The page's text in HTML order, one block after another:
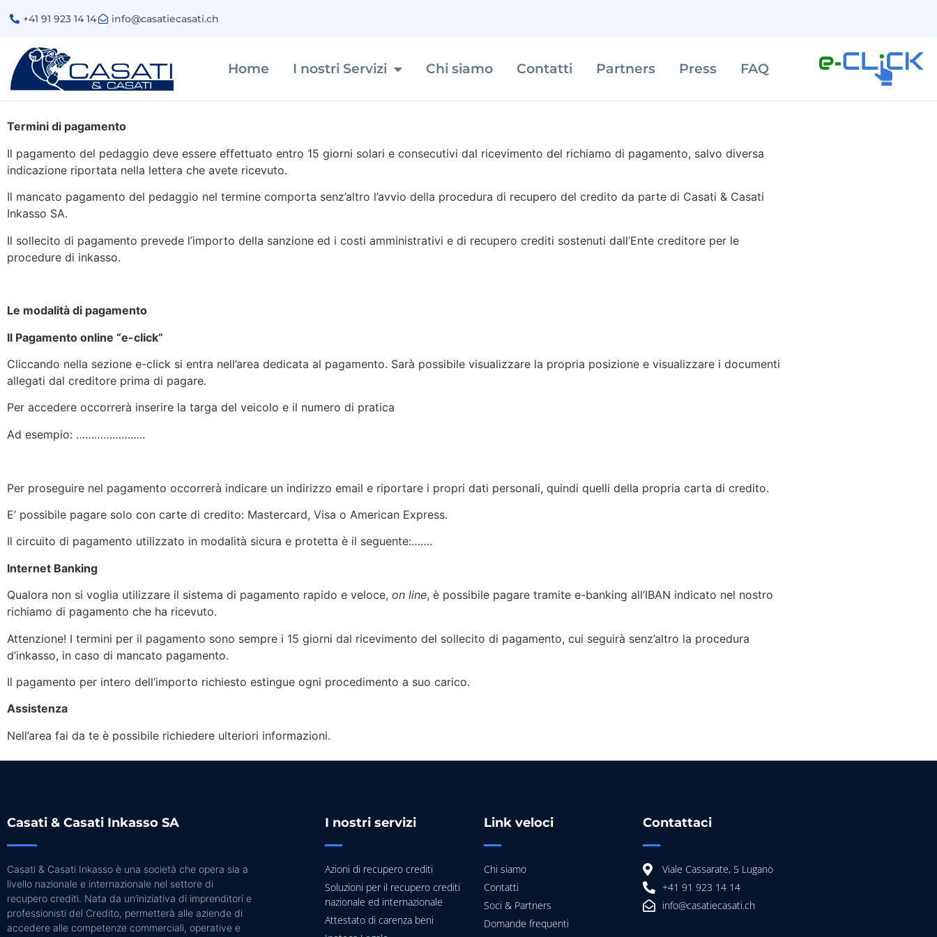
+41 91 923 14 14 info@casatiecasati.ch
Home I nostri Servizi Chi siamo Contatti Partners Press FAQ
Termini di pagamento
Il pagamento del pedaggio deve essere effettuato entro 15 giorni solari e consecutivi dal ricevimento del richiamo di pagamento, salvo diversa
indicazione riportata nella lettera che avete ricevuto.
Il mancato pagamento del pedaggio nel termine comporta senz’altro l’avvio della procedura di recupero del credito da parte di Casati & Casati
Inkasso SA.
Il sollecito di pagamento prevede l’importo della sanzione ed i costi amministrativi e di recupero crediti sostenuti dall’Ente creditore per le
procedure di inkasso.
Le modalità di pagamento
Il Pagamento online “e-click”
Cliccando nella sezione e-click si entra nell’area dedicata al pagamento. Sarà possibile visualizzare la propria posizione e visualizzare i documenti
allegati dal creditore prima di pagare.
Per accedere occorrerà inserire la targa del veicolo e il numero di pratica
Ad esempio: …………………..
Per proseguire nel pagamento occorrerà indicare un indirizzo email e riportare i propri dati personali, quindi quelli della propria carta di credito.
E’ possibile pagare solo con carte di credito: Mastercard, Visa o American Express.
Il circuito di pagamento utilizzato in modalità sicura e protetta è il seguente:…….
Internet Banking
Qualora non si voglia utilizzare il sistema di pagamento rapido e veloce, on line, è possibile pagare tramite e-banking all’IBAN indicato nel nostro
richiamo di pagamento che ha ricevuto.
Attenzione! I termini per il pagamento sono sempre i 15 giorni dal ricevimento del sollecito di pagamento, cui seguirà senz’altro la procedura
d’inkasso, in caso di mancato pagamento.
Il pagamento per intero dell’importo richiesto estingue ogni procedimento a suo carico.
Assistenza
Nell’area fai da te è possibile richiedere ulteriori informazioni.
Casati & Casati Inkasso SA
Casati & Casati Inkasso è una società che opera sia a
livello nazionale e internazionale nel settore di
recupero crediti. Nata da un’iniziativa di imprenditori e
professionisti del Credito, permetterà alle aziende di
accedere alle competenze commerciali, operative e
I nostri servizi
Azioni di recupero crediti
Soluzioni per il recupero crediti
nazionale ed internazionale
Attestato di carenza beni
Link veloci
Chi siamo
Contatti
Soci & Partners
Domande frequenti
Contattaci
Viale Cassarate, 5 Lugano
+41 91 923 14 14
info@casatiecasati.ch